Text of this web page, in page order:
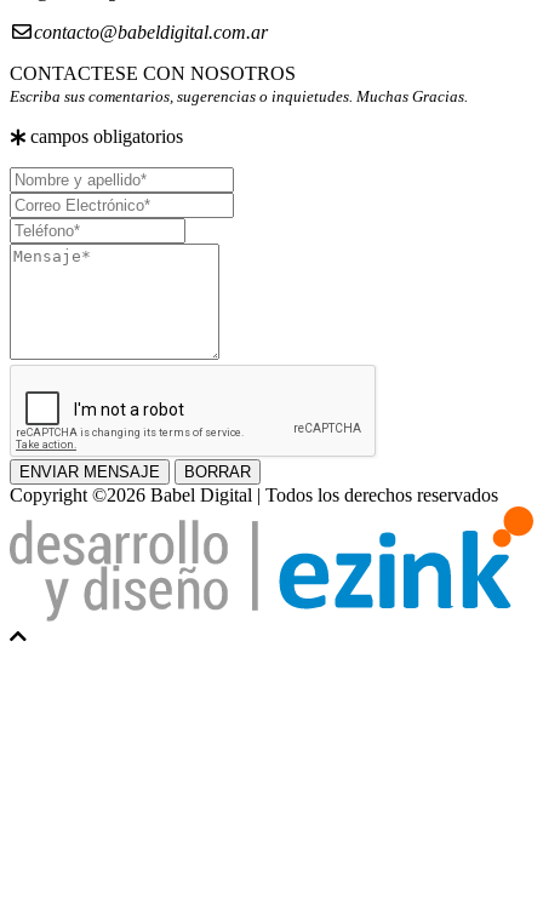
contacto@babeldigital.com.ar
CONTACTESE CON NOSOTROS
Escriba sus comentarios, sugerencias o inquietudes. Muchas Gracias.
campos obligatorios
Nombre
y
apellido
Correo
Electrónico
Teléfono
Mensaje
ENVIAR MENSAJE BORRAR
Copyright ©2026 Babel Digital | Todos los derechos reservados